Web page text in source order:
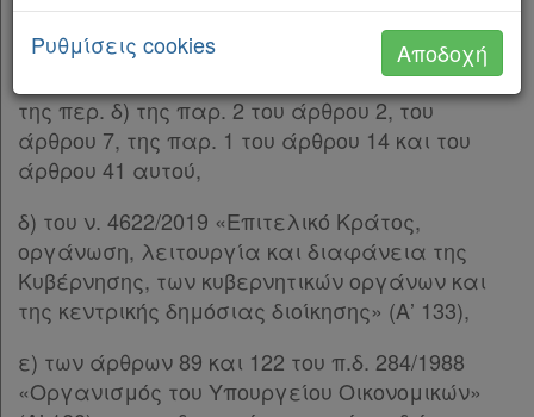
την εφαρμογή της συμφωνίας δημοσιονομικών
στόχων και διαρθρωτικών μεταρρυθμίσεων
και άλλες διατάξεις» (Α’ 94), και ειδικότερα
της περ. δ) της παρ. 2 του άρθρου 2, του
άρθρου 7, της παρ. 1 του άρθρου 14 και του
άρθρου 41 αυτού,
δ) του ν. 4622/2019 «Επιτελικό Κράτος,
οργάνωση, λειτουργία και διαφάνεια της
Κυβέρνησης, των κυβερνητικών οργάνων και
της κεντρικής δημόσιας διοίκησης» (Α’ 133),
ε) των άρθρων 89 και 122 του π.δ. 284/1988
«Οργανισμός του Υπουργείου Οικονομικών»
Ρυθμίσεις cookies Αποδοχή